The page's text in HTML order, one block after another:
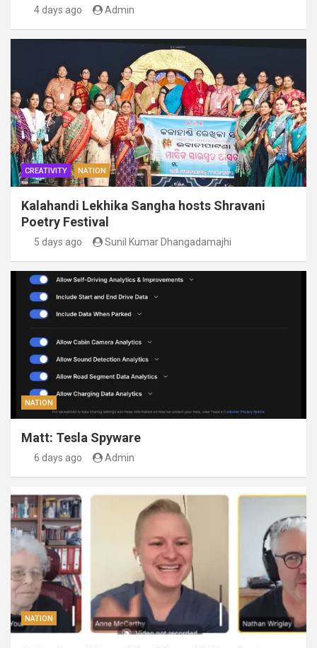
4 days ago Admin
CREATIVITY NATION
Kalahandi Lekhika Sangha hosts Shravani
Poetry Festival
5 days ago Sunil Kumar Dhangadamajhi
NATION
Matt: Tesla Spyware
6 days ago Admin
NATION